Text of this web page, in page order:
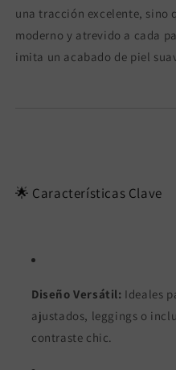
una tracción excelente, sino
moderno y atrevido a cada
imita un acabado de piel
🌟 Características Clave
Diseño Versátil: Ideales
ajustados, leggings o
contraste chic.